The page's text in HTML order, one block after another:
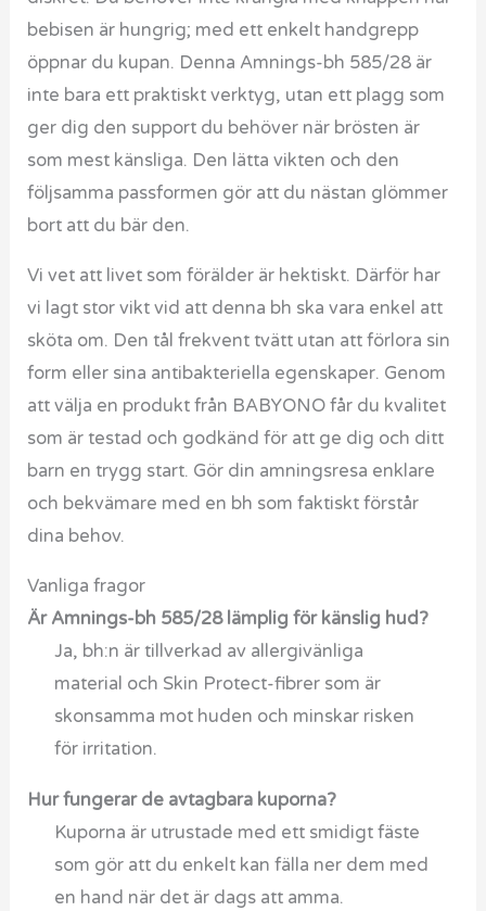
bebisen är hungrig; med ett enkelt handgrepp
öppnar du kupan. Denna Amnings-bh 585/28 är
inte bara ett praktiskt verktyg, utan ett plagg som
ger dig den support du behöver när brösten är
som mest känsliga. Den lätta vikten och den
följsamma passformen gör att du nästan glömmer
bort att du bär den.
Vi vet att livet som förälder är hektiskt. Därför har
vi lagt stor vikt vid att denna bh ska vara enkel att
sköta om. Den tål frekvent tvätt utan att förlora sin
form eller sina antibakteriella egenskaper. Genom
att välja en produkt från BABYONO får du kvalitet
som är testad och godkänd för att ge dig och ditt
barn en trygg start. Gör din amningsresa enklare
och bekvämare med en bh som faktiskt förstår
dina behov.
Vanliga fragor
Är Amnings-bh 585/28 lämplig för känslig hud?
Ja, bh:n är tillverkad av allergivänliga
material och Skin Protect-fibrer som är
skonsamma mot huden och minskar risken
för irritation.
Hur fungerar de avtagbara kuporna?
Kuporna är utrustade med ett smidigt fäste
som gör att du enkelt kan fälla ner dem med
en hand när det är dags att amma.